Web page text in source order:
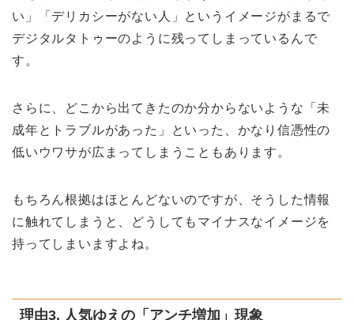
い」「デリカシーがない人」というイメージがまるで
デジタルタトゥーのように残ってしまっているんで
す。
さらに、どこから出てきたのか分からないような「未
成年とトラブルがあった」といった、かなり信憑性の
低いウワサが広まってしまうこともあります。
もちろん根拠はほとんどないのですが、そうした情報
に触れてしまうと、どうしてもマイナスなイメージを
持ってしまいますよね。
理由3. 人気ゆえの「アンチ増加」現象